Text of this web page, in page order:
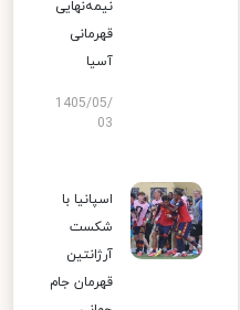
نیمه‌نهایی
قهرمانی
آسیا
1405/05/
03
اسپانیا با
شکست
آرژانتین
قهرمان جام